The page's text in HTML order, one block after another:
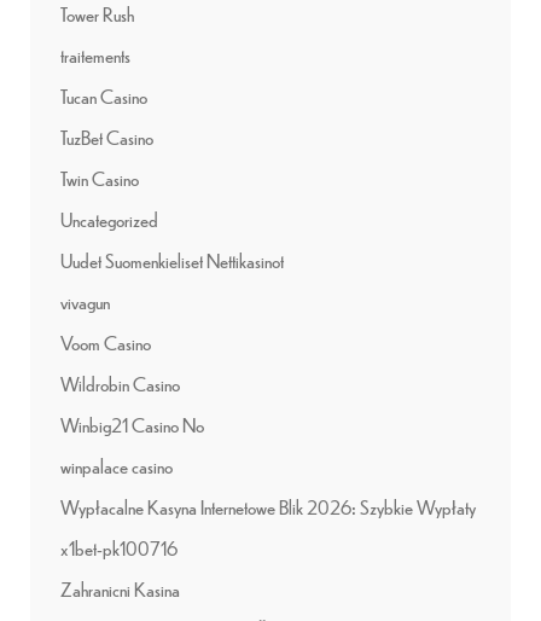
Tower Rush
traitements
Tucan Casino
TuzBet Casino
Twin Casino
Uncategorized
Uudet Suomenkieliset Nettikasinot
vivagun
Voom Casino
Wildrobin Casino
Winbig21 Casino No
winpalace casino
Wypłacalne Kasyna Internetowe Blik 2026: Szybkie Wypłaty
x1bet-pk100716
Zahranicni Kasina